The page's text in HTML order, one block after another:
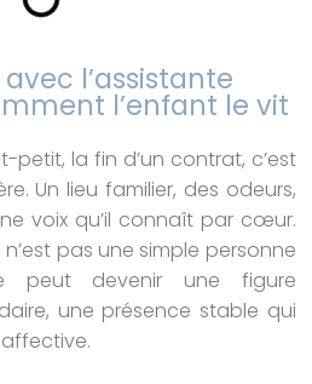
l’assistante
l’enfant le vit
petit, la fin d’un contrat, c’est
Un lieu familier, des odeurs,
voix qu’il connaît par cœur.
pas une simple personne
devenir une figure
une présence stable qui